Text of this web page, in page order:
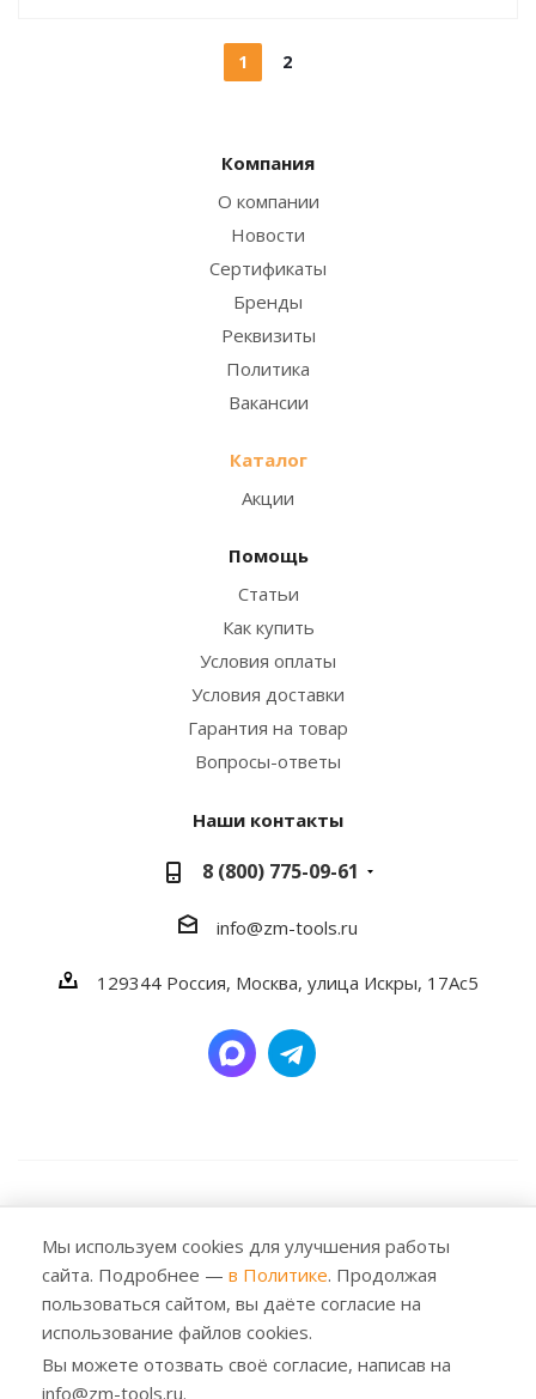
1 2
Компания
О компании
Новости
Сертификаты
Бренды
Реквизиты
Политика
Вакансии
Каталог
Акции
Помощь
Статьи
Как купить
Условия оплаты
Условия доставки
Гарантия на товар
Вопросы-ответы
Наши контакты
8 (800) 775-09-61
info@zm-tools.ru
129344 Россия, Москва, улица Искры, 17Ас5
Все права защищены. Любое использование либо
копирование материалов или подборки материалов
сайта, элементов дизайна и оформления допускается
лишь с разрешения правообладателя и только со
ссылкой на источник: https://zm-tools.ru
Мы используем cookies для улучшения работы
сайта. Подробнее — в Политике. Продолжая
пользоваться сайтом, вы даёте согласие на
использование файлов cookies.
Вы можете отозвать своё согласие, написав на
info@zm-tools.ru.